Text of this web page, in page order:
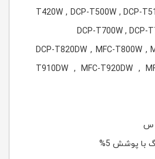
T420W , DCP-T500W , DCP-
DCP-T700W , DCP-
DCP-T820DW , MFC-T800W ,
T910DW , MFC-T920DW ,